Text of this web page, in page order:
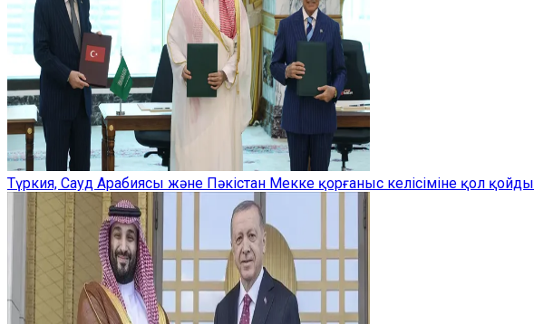
Түркия, Сауд Арабиясы және Пәкістан Мекке қорғаныс келісіміне қол қойды